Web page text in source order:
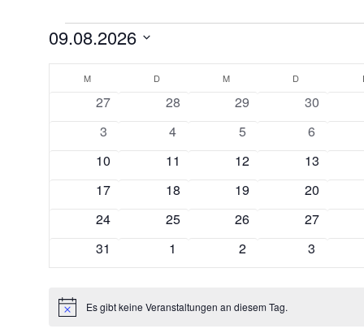
Veranstaltungen
09.08.2026
Kalender
Veranstaltungen
M DDIENSTAG M DDONNERSTAG
0
Veranstaltungen
27
0
Veranstaltungen
28
0
Veranstaltungen
29
0
30
0
Veranstaltungen
3
0
Veranstaltungen
4
0
Veranstaltungen
5
0
6
0
Veranstaltungen
10
0
Veranstaltungen
11
0
Veranstaltungen
12
0
13
0
Veranstaltungen
17
0
Veranstaltungen
18
0
Veranstaltungen
19
0
20
0
Veranstaltungen
24
0
Veranstaltungen
25
0
Veranstaltungen
26
0
27
0
Veranstaltungen
31
0
Veranstaltungen
1
0
Veranstaltungen
2
0
3
HinweisEs gibt keine Veranstaltungen an diesem Tag.